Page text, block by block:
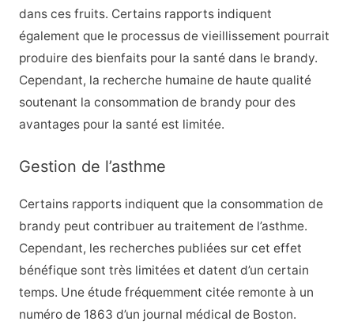
dans ces fruits. Certains rapports indiquent
également que le processus de vieillissement pourrait
produire des bienfaits pour la santé dans le brandy.
Cependant, la recherche humaine de haute qualité
soutenant la consommation de brandy pour des
avantages pour la santé est limitée.
Gestion de l’asthme
Certains rapports indiquent que la consommation de
brandy peut contribuer au traitement de l’asthme.
Cependant, les recherches publiées sur cet effet
bénéfique sont très limitées et datent d’un certain
temps. Une étude fréquemment citée remonte à un
numéro de 1863 d’un journal médical de Boston.